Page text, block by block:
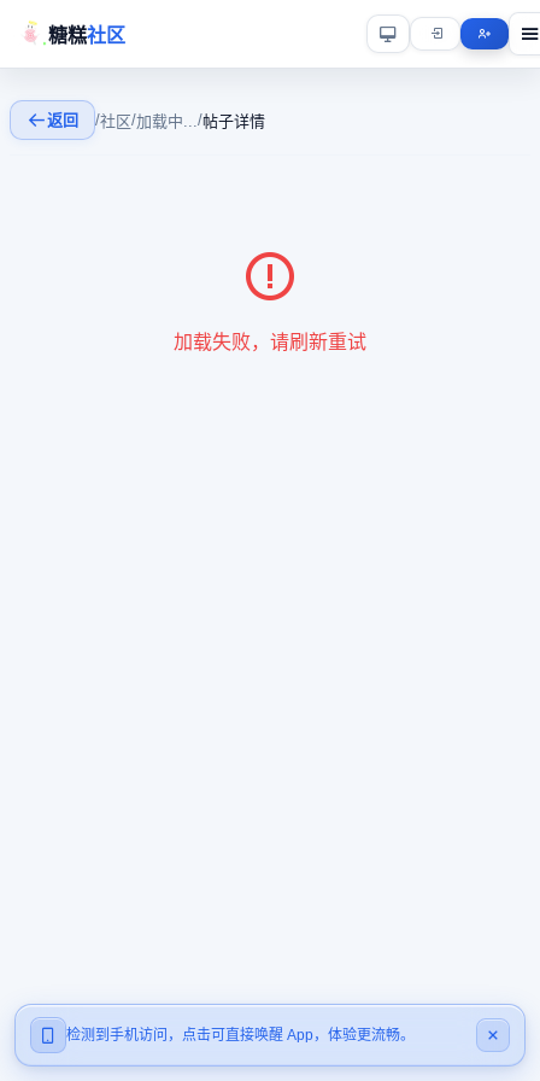
糖糕社区
检测到手机访问，点击可直接唤醒 App，体验更流畅。
返回 /社区/加载中.../帖子详情
加载失败，请刷新重试